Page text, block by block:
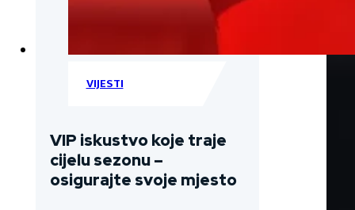
VIJESTI
VIP iskustvo koje traje
cijelu sezonu –
osigurajte svoje mjesto